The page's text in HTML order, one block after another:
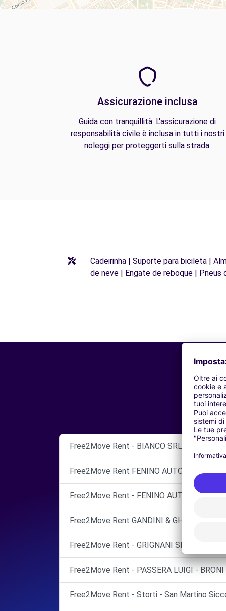
Assicurazione inclusa
Guida con tranquillità. L'assicurazione di
responsabilità civile è inclusa in tutti i nostri
noleggi per proteggerti sulla strada.
Cadeirinha | Suporte para bicileta |
de neve | Engate de reboque | Pneus
Free2Move Rent - BIANCO SRL -
Free2Move Rent FENINO AUTO SRL PAVIA
Free2Move Rent - FENINO AUTO SRL -
Free2Move Rent GANDINI & GHEZZI
Free2Move Rent - GRIGNANI SRL - CAVA
Free2Move Rent - PASSERA LUIGI - BRONI
Free2Move Rent - Storti - San Martino